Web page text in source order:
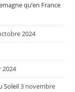
qu’en France
2024
2024
Soleil3 novembre